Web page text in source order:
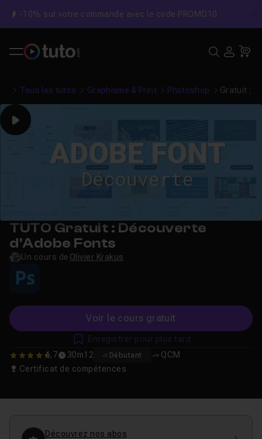
-10% sur votre commande avec le code PROMO10
Tous les tutos Graphisme & Print Photoshop Gratuit :
Play
TUTO Gratuit : Découverte
d'Adobe Fonts
Un cours de Olivier Krakus
Voir le cours gratuit
4.7142857142857
4,7 30m12 Débutant
QCM
Certificat de compétences
Enregistrer pour plus tard
Découvrez nos abos